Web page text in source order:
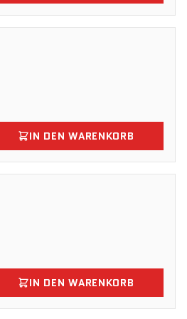
IN DEN WARENKORB
IN DEN WARENKORB